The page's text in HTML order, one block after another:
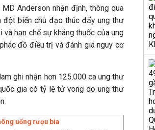
Anderson nhận định, thông qua
đột biến chủ đạo thúc đẩy ung thư
hạn chế sự kháng thuốc của ung
đồ điều trị và đánh giá nguy cơ
ghi nhận hơn 125.000 ca ung thư
gia có tỷ lệ tử vong do ung thư
uống rượu bia